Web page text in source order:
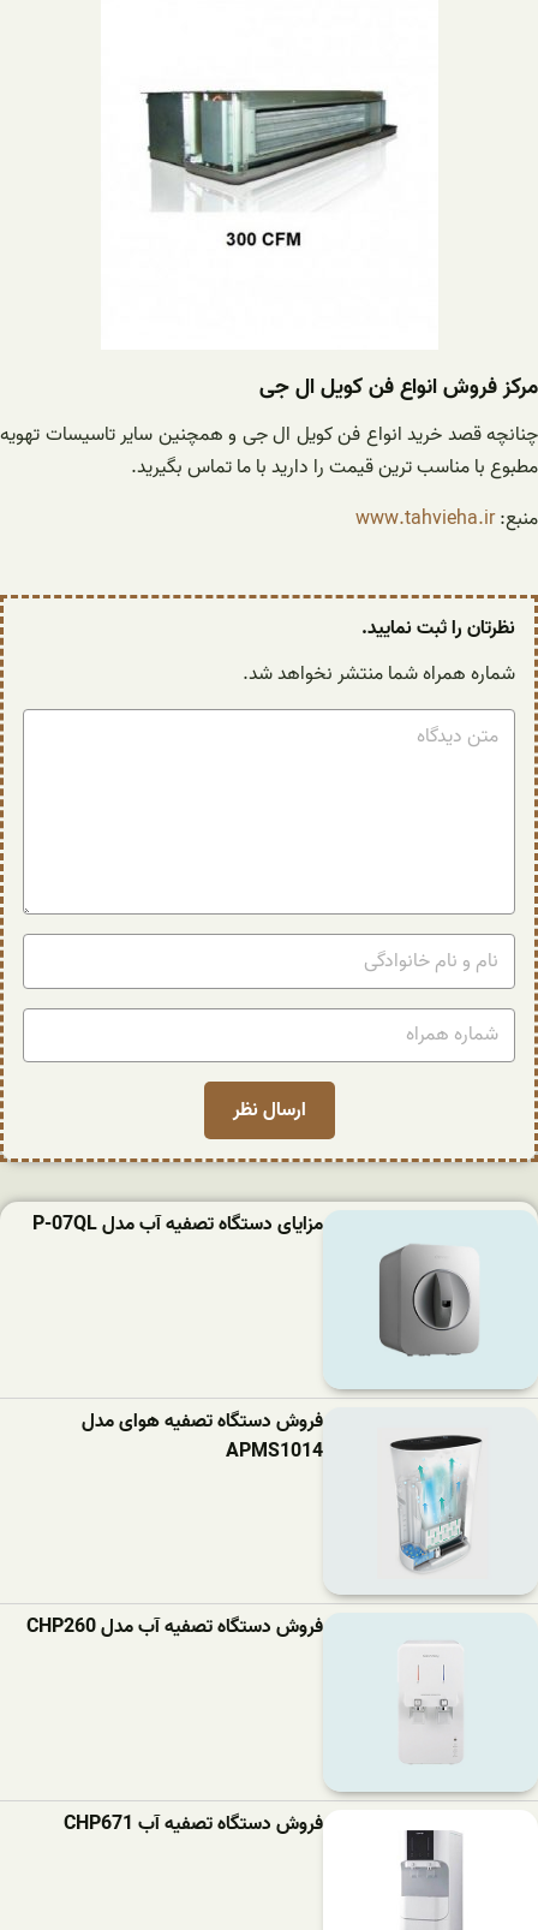
مرکز فروش انواع فن کویل ال جی
چنانچه قصد خرید انواع فن کویل ال جی و همچنین سایر تاسیسات تهویه
مطبوع با مناسب ترین قیمت را دارید با ما تماس بگیرید.
منبع:www.tahvieha.ir
نظرتان را ثبت نمایید.
شماره همراه شما منتشر نخواهد شد.
مزایای دستگاه تصفیه آب مدل P-07QL
فروش دستگاه تصفیه هوای مدل
APMS1014
فروش دستگاه تصفیه آب مدل CHP260
فروش دستگاه تصفیه آب CHP671